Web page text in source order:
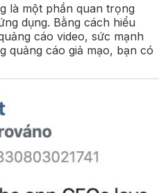
là một phần quan trọng
dụng. Bằng cách hiểu
cáo video, sức mạnh
quảng cáo giả mạo, bạn có